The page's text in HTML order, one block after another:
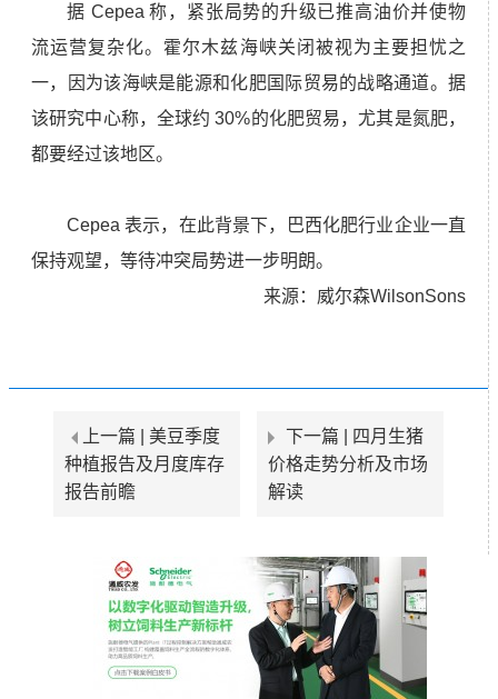
据 Cepea 称，紧张局势的升级已推高油价并使物
流运营复杂化。霍尔木兹海峡关闭被视为主要担忧之
一，因为该海峡是能源和化肥国际贸易的战略通道。据
该研究中心称，全球约 30%的化肥贸易，尤其是氮肥，
都要经过该地区。
Cepea 表示，在此背景下，巴西化肥行业企业一直
保持观望，等待冲突局势进一步明朗。
来源：威尔森WilsonSons
上一篇 | 美豆季度
种植报告及月度库存
报告前瞻
下一篇 |
四月生猪
价格走势分析及市场
解读